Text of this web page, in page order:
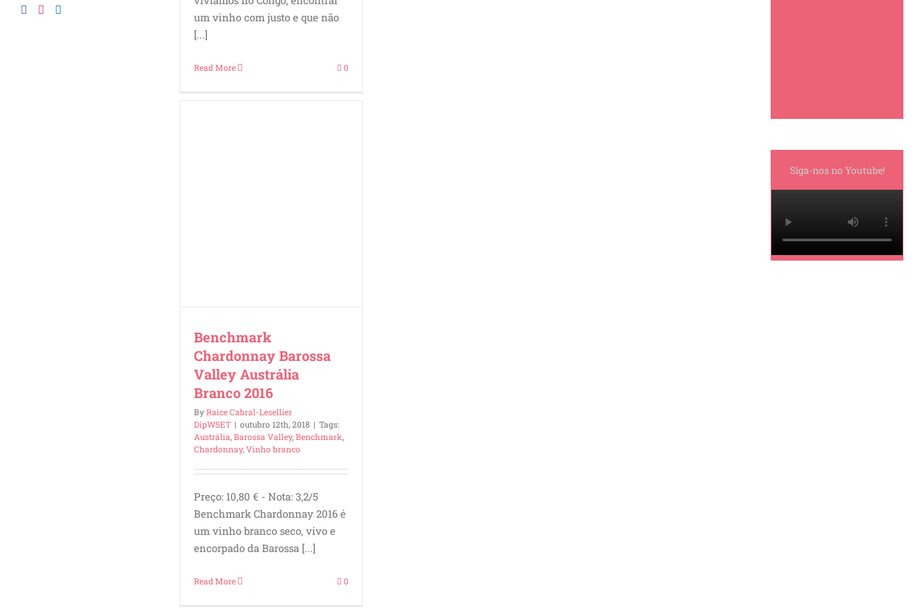
um vinho com justo e que não
[...]
Read More 0
Benchmark
Chardonnay Barossa
Valley Austrália
Branco 2016
ByRaice Cabral-Lesellier
DipWSET | outubro 12th, 2018 | Tags:
Austrália,Barossa Valley,Benchmark,
Chardonnay,Vinho branco
Preço: 10,80 € - Nota: 3,2/5
Benchmark Chardonnay 2016 é
um vinho branco seco, vivo e
encorpado da Barossa [...]
Read More 0
Siga-nos no Youtube!